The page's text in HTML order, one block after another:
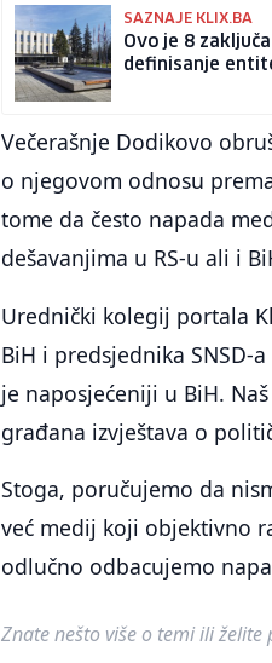
SAZNAJE KLIX.BA
Ovo je 8
definisanje
Večerašnje Dodikovo
o njegovom odnosu
tome da često napada
dešavanjima u RS-u ali i
Urednički kolegij portala
BiH i predsjednika
je naposjećeniji u BiH.
građana izvještava o
Stoga, poručujemo da
već medij koji objektivno
odlučno odbacujemo
Znate nešto više o temi ili